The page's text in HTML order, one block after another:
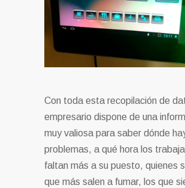
Con toda esta recopilación de
empresario dispone de una
muy valiosa para saber dónde
problemas, a qué hora los
faltan más a su puesto, quienes
que más salen a fumar, los que